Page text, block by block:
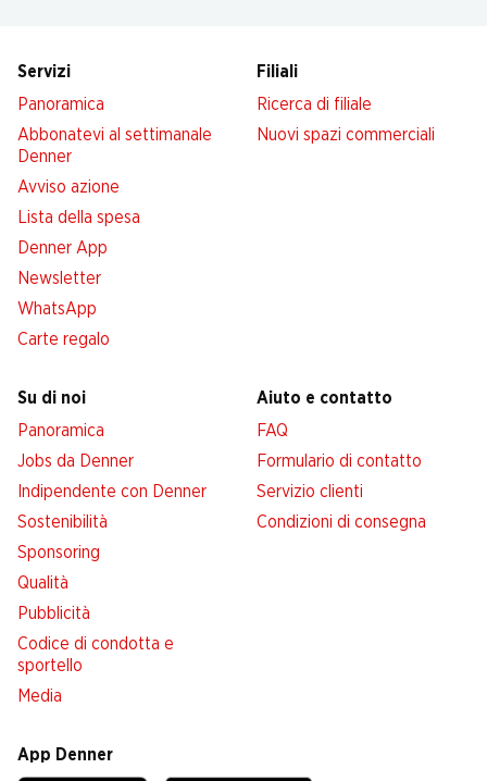
Servizi
Panoramica
Abbonatevi al settimanale
Denner
Avviso azione
Lista della spesa
Denner App
Newsletter
WhatsApp
Carte regalo
Filiali
Ricerca di filiale
Nuovi spazi commerciali
Su di noi
Panoramica
Jobs da Denner
Indipendente con Denner
Sostenibilità
Sponsoring
Qualità
Pubblicità
Codice di condotta e
sportello
Media
Aiuto e contatto
FAQ
Formulario di contatto
Servizio clienti
Condizioni di consegna
App Denner